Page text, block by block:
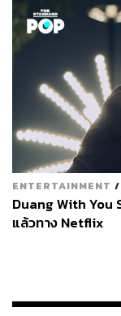
ENTERTAINMENT /
Duang With You
แล้วทาง Netflix